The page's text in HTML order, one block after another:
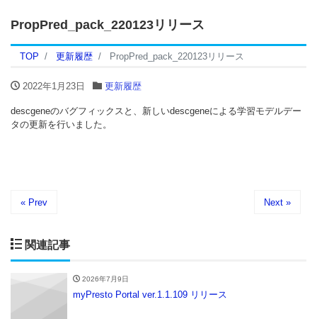
PropPred_pack_220123リリース
TOP 更新履歴 PropPred_pack_220123リリース
2022年1月23日 更新履歴
descgeneのバグフィックスと、新しいdescgeneによる学習モデルデー
タの更新を行いました。
« Prev Next »
関連記事
2026年7月9日
myPresto Portal ver.1.1.109 リリース